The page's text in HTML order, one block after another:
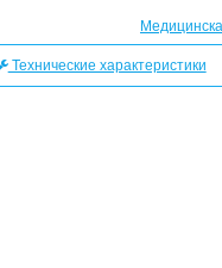
Технические характеристики